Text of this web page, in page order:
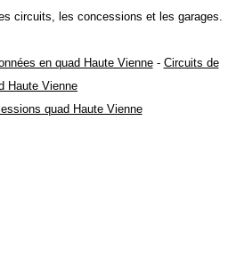
circuits, les concessions et les garages.
en quad Haute Vienne- Circuits de
Haute Vienne
quad Haute Vienne